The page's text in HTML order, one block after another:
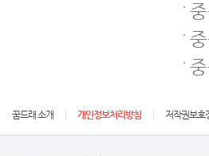
꿈드래 소개 개인정보처리방침 저작권보호